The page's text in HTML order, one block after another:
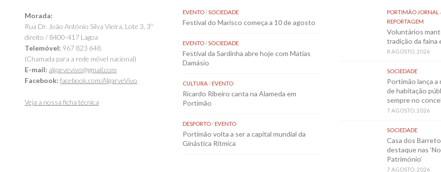
Morada:
Rua Dr. João António Silva Vieira, Lote 3, 3º
direito / 8400-417 Lagoa
Telemóvel: 967 823 648
(Chamada para a rede móvel nacional)
E-mail: algarvevivo@gmail.com
Facebook: facebook.com/AlgarveVivo
Veja a nossa ficha técnica
EVENTO/SOCIEDADE
Festival do Marisco começa a 10 de agosto
EVENTO/SOCIEDADE
Festival da Sardinha abre hoje com Matias
Damásio
CULTURA/EVENTO
Ricardo Ribeiro canta na Alameda em
Portimão
DESPORTO/EVENTO
Portimão volta a ser a capital mundial da
Ginástica Rítmica
PORTIMÃO JORNAL
REPORTAGEM
Voluntários
tradição da faina
8 AGOSTO, 2026
SOCIEDADE
Portimão lança a
de habitação
sempre no
7 AGOSTO, 2026
SOCIEDADE
Casa dos
destaque nas
Património’
7 AGOSTO, 2026